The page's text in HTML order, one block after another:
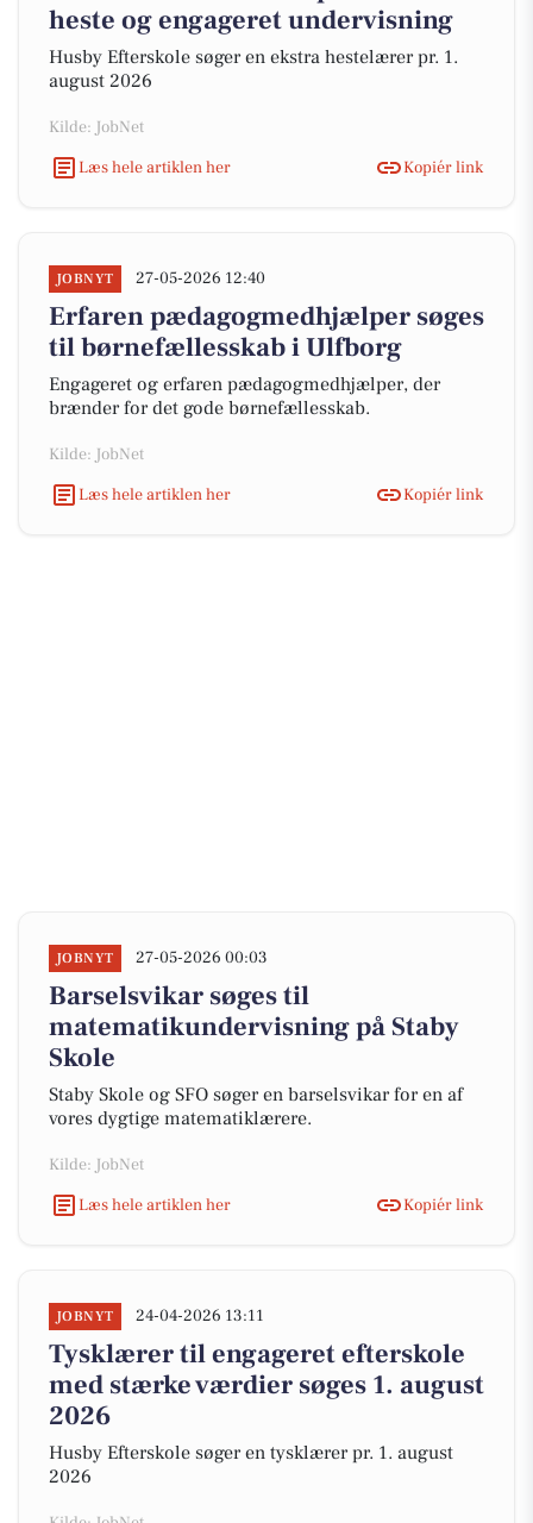
heste og engageret undervisning
Husby Efterskole søger en ekstra hestelærer pr. 1.
august 2026
Kilde: JobNet
Læs hele artiklen her
Kopiér link
JOBNYT 27-05-2026 12:40
Erfaren pædagogmedhjælper søges
til børnefællesskab i Ulfborg
Engageret og erfaren pædagogmedhjælper, der
brænder for det gode børnefællesskab.
Kilde: JobNet
Læs hele artiklen her
Kopiér link
JOBNYT 27-05-2026 00:03
Barselsvikar søges til
matematikundervisning på Staby
Skole
Staby Skole og SFO søger en barselsvikar for en af
vores dygtige matematiklærere.
Kilde: JobNet
Læs hele artiklen her
Kopiér link
JOBNYT 24-04-2026 13:11
Tysklærer til engageret efterskole
med stærke værdier søges 1. august
2026
Husby Efterskole søger en tysklærer pr. 1. august
2026